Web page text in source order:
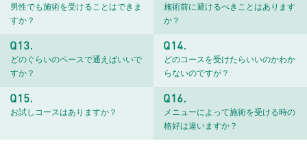
男性でも施術を受けることはできま
すか？
施術前に避けるべきことはあります
か？
どのぐらいのペースで通えばいいで
すか？
どのコースを受けたらいいのかわか
らないのですが？
お試しコースはありますか？
メニューによって施術を受ける時の
格好は違いますか？